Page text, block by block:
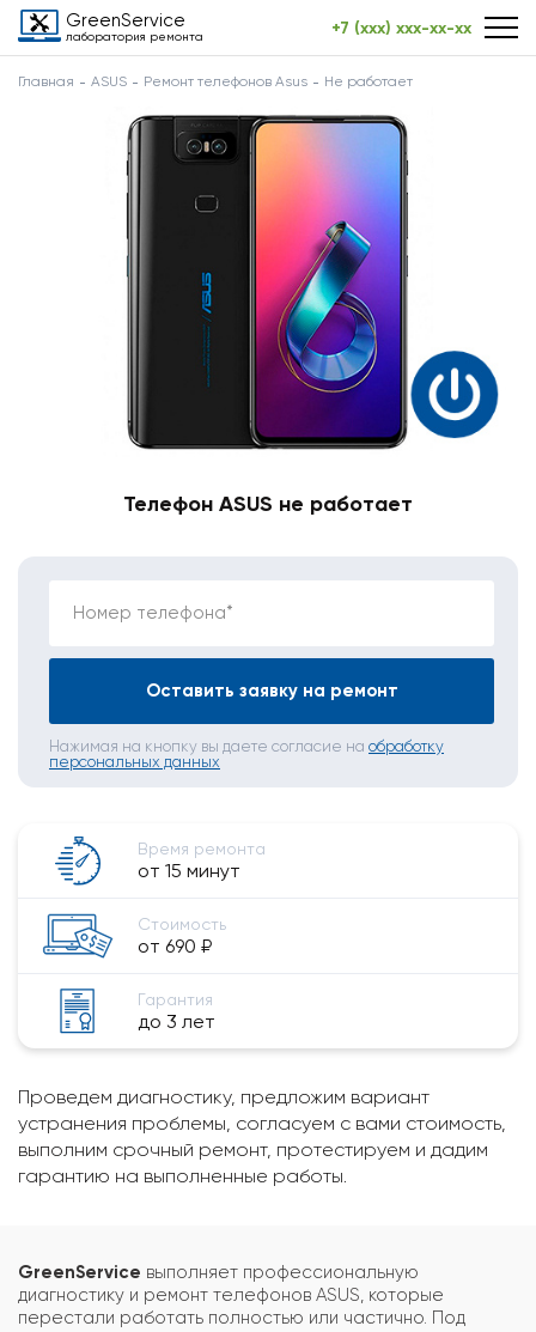
GreenService
лаборатория ремонта +7 (xxx) xxx-xx-xx
Главная ASUS Ремонт телефонов Asus Не работает
Телефон ASUS не работает
Номер телефона*
Оставить заявку на ремонт
Нажимая на кнопку вы даете согласие на обработку
персональных данных
Время ремонта
от 15 минут
Стоимость
от 690 ₽
Гарантия
до 3 лет
Проведем диагностику, предложим вариант
устранения проблемы, согласуем с вами стоимость,
выполним срочный ремонт, протестируем и дадим
гарантию на выполненные работы.
GreenService выполняет профессиональную
диагностику и ремонт телефонов ASUS, которые
перестали работать полностью или частично. Под